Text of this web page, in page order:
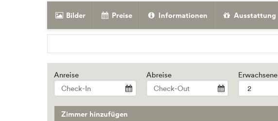
Bilder Preise Informationen Ausstattung
Anreise Abreise Erwachsene
Zimmer hinzufügen